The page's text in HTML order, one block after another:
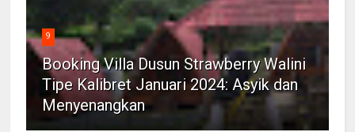
9
Booking Villa Dusun Strawberry Walini
Tipe Kalibret Januari 2024: Asyik dan
Menyenangkan